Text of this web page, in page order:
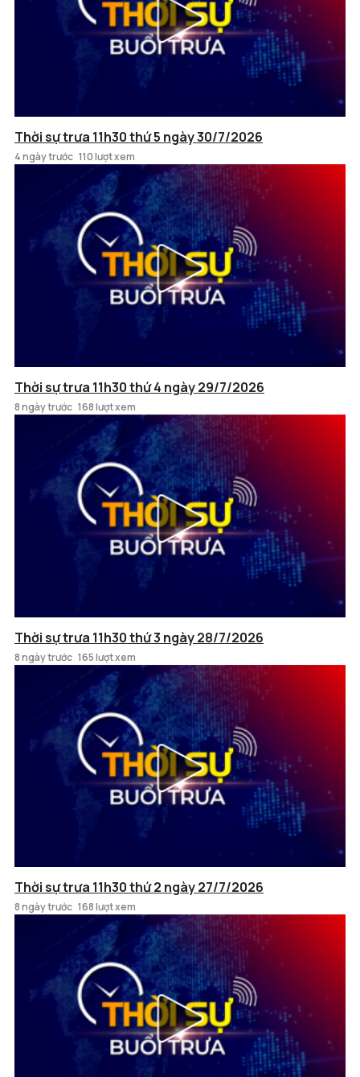
Thời sự trưa 11h30 thứ 5 ngày 30/7/2026
4 ngày trước 110 lượt xem
Thời sự trưa 11h30 thứ 4 ngày 29/7/2026
8 ngày trước 168 lượt xem
Thời sự trưa 11h30 thứ 3 ngày 28/7/2026
8 ngày trước 165 lượt xem
Thời sự trưa 11h30 thứ 2 ngày 27/7/2026
8 ngày trước 168 lượt xem